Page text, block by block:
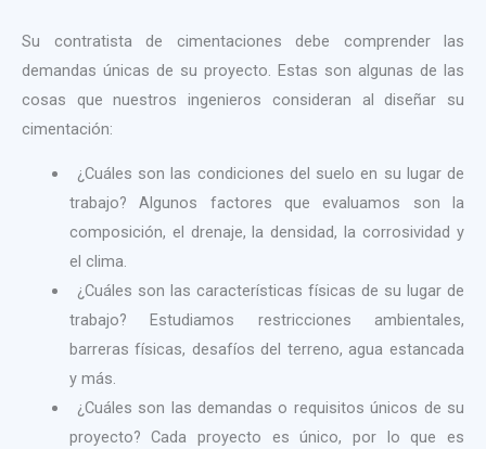
Su contratista de cimentaciones debe comprender las
demandas únicas de su proyecto. Estas son algunas de las
cosas que nuestros ingenieros consideran al diseñar su
cimentación:
¿Cuáles son las condiciones del suelo en su lugar de
trabajo? Algunos factores que evaluamos son la
composición, el drenaje, la densidad, la corrosividad y
el clima.
¿Cuáles son las características físicas de su lugar de
trabajo? Estudiamos restricciones ambientales,
barreras físicas, desafíos del terreno, agua estancada
y más.
¿Cuáles son las demandas o requisitos únicos de su
proyecto? Cada proyecto es único, por lo que es